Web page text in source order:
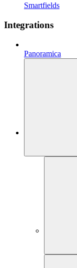
Smartfields
Integrations
Panoramica